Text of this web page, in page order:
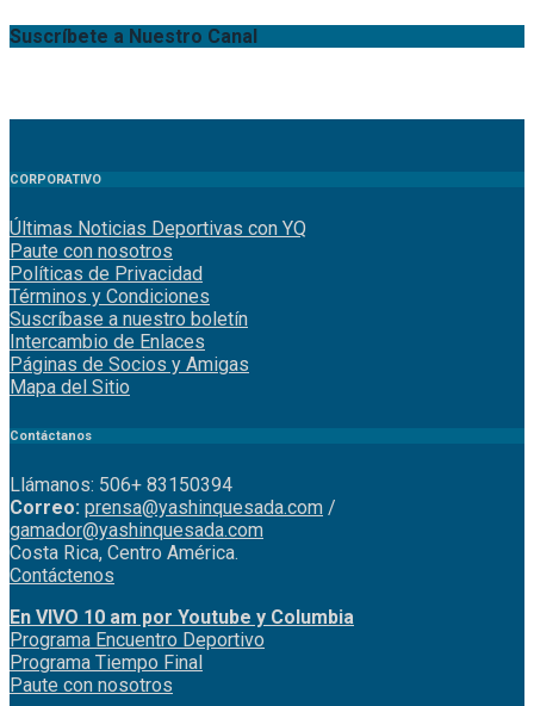
Suscríbete a Nuestro Canal
CORPORATIVO
Últimas Noticias Deportivas con YQ
Paute con nosotros
Políticas de Privacidad
Términos y Condiciones
Suscríbase a nuestro boletín
Intercambio de Enlaces
Páginas de Socios y Amigas
Mapa del Sitio
Contáctanos
Llámanos: 506+ 83150394
Correo: prensa@yashinquesada.com /
gamador@yashinquesada.com
Costa Rica, Centro América.
Contáctenos
En VIVO 10 am por Youtube y Columbia
Programa Encuentro Deportivo
Programa Tiempo Final
Paute con nosotros